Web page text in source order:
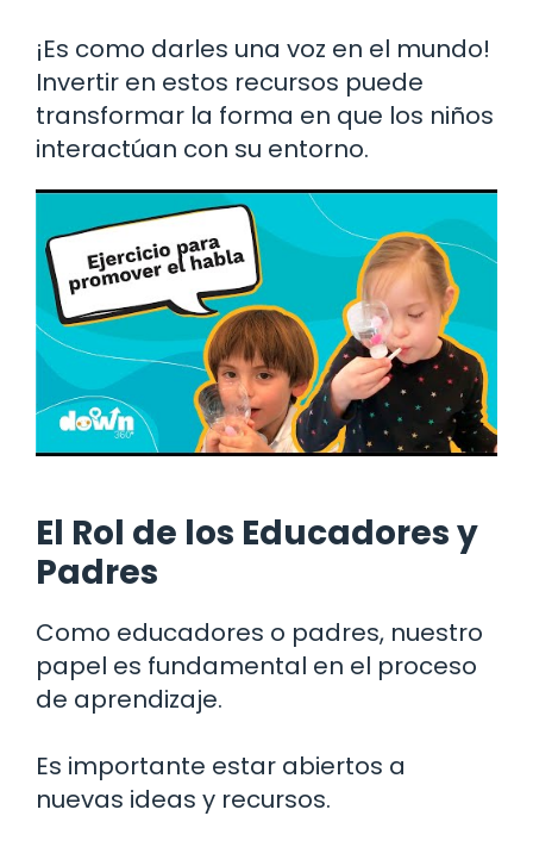
¡Es como darles una voz en el mundo!
Invertir en estos recursos puede
transformar la forma en que los niños
interactúan con su entorno.
El Rol de los Educadores y
Padres
Como educadores o padres, nuestro
papel es fundamental en el proceso
de aprendizaje.
Es importante estar abiertos a
nuevas ideas y recursos.